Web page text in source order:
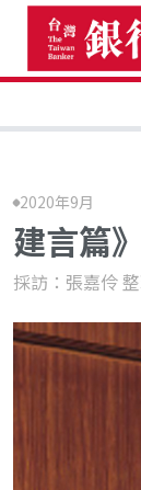
2020年9月
建言篇
採訪：張嘉伶